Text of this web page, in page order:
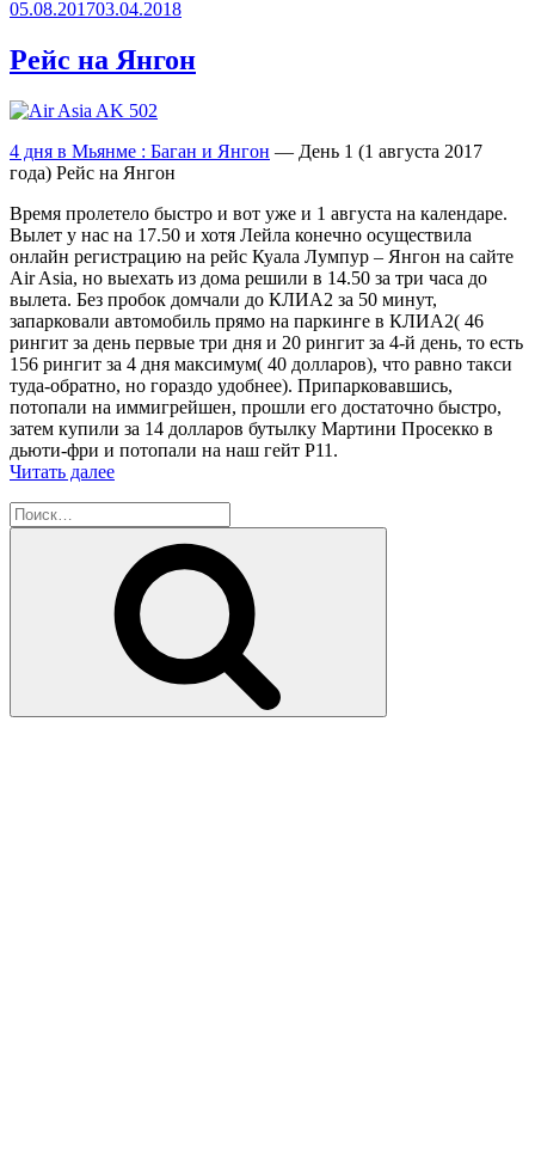
Историческому
Опубликовано
05.08.201703.04.2018
Рейс на Янгон
4 дня в Мьянме : Баган и Янгон — День 1 (1 августа 2017
года) Рейс на Янгон
Время пролетело быстро и вот уже и 1 августа на календаре.
Вылет у нас на 17.50 и хотя Лейла конечно осуществила
онлайн регистрацию на рейс Куала Лумпур – Янгон на сайте
Air Asia, но выехать из дома решили в 14.50 за три часа до
вылета. Без пробок домчали до КЛИА2 за 50 минут,
запарковали автомобиль прямо на паркинге в КЛИА2( 46
рингит за день первые три дня и 20 рингит за 4-й день, то есть
156 рингит за 4 дня максимум( 40 долларов), что равно такси
туда-обратно, но гораздо удобнее). Припарковавшись,
потопали на иммигрейшен, прошли его достаточно быстро,
затем купили за 14 долларов бутылку Мартини Просекко в
дьюти-фри и потопали на наш гейт Р11.
Читать далее«Рейс
Искать: